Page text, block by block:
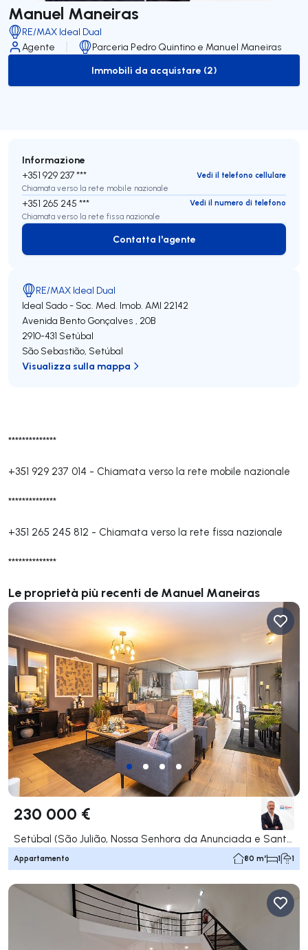
Manuel Maneiras
RE/MAX Ideal Dual
Agente
Parceria Pedro Quintino e Manuel Maneiras
to-buy-listing
Immobili da acquistare (2)
**************
+351 929 237 014 - Chiamata verso la rete mobile nazionale
**************
+351 265 245 812 - Chiamata verso la rete fissa nazionale
**************
Le proprietà più recenti de Manuel Maneiras
230 000 €
Appartamento 80 m² 1 1
Informazione
+351 929 237 ***
Vedi il telefono cellulare
Chiamata verso la rete mobile nazionale
+351 265 245 ***
Vedi il numero di telefono
Chiamata verso la rete fissa nazionale
Contatta l'agente
Contatta l'agente
RE/MAX Ideal Dual
Ideal Sado - Soc. Med. Imob. AMI 22142
Avenida Bento Gonçalves , 20B
2910-431 Setúbal
São Sebastião, Setúbal
Visualizza sulla mappa